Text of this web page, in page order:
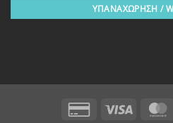
ΥΠΑΝΑΧΩΡΗΣΗ /
Credit
Visa